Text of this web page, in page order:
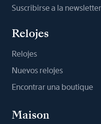
Suscribirse a la newsletter
Relojes
Relojes
Nuevos relojes
Encontrar una boutique
Maison